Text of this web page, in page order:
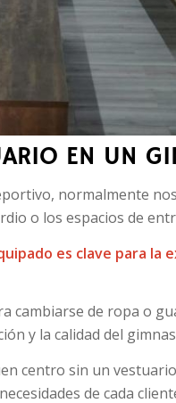
EN UN
normalmente
o los espacios de
es clave para la
cambiarse de ropa o
y la calidad del
centro sin un
de cada